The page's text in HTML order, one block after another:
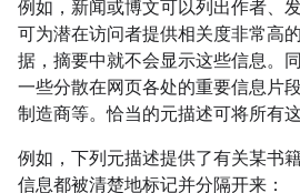
例如，新闻或博文可以列出作者、
可为潜在访问者提供相关度非常高
据，摘要中就不会显示这些信息。
一些分散在网页各处的重要信息片
制造商等。恰当的元描述可将所有
例如，下列元描述提供了有关某书
信息都被清楚地标记并分隔开来：